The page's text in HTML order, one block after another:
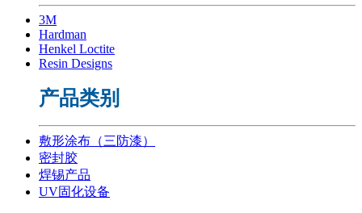
3M
Hardman
Henkel Loctite
Resin Designs
产品类别
敷形涂布（三防漆）
密封胶
焊锡产品
UV固化设备